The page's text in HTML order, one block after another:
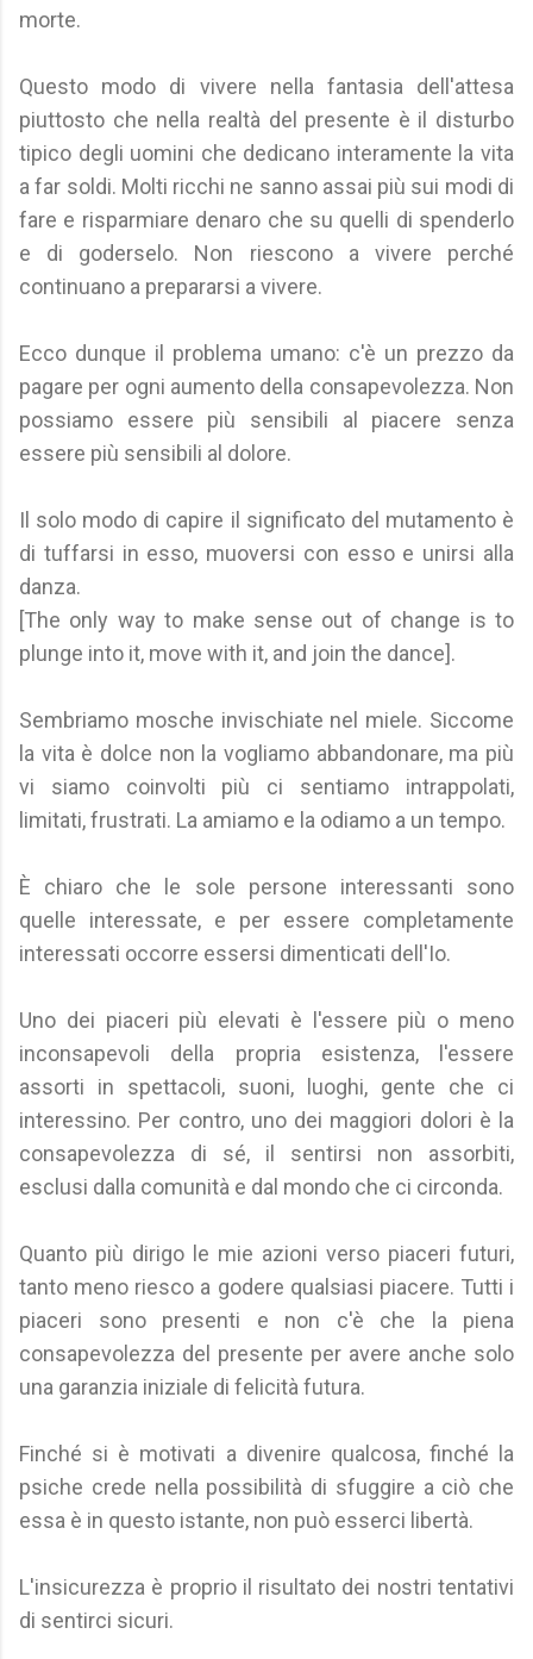
morte.
Questo modo di vivere nella fantasia dell'attesa
piuttosto che nella realtà del presente è il disturbo
tipico degli uomini che dedicano interamente la vita
a far soldi. Molti ricchi ne sanno assai più sui modi di
fare e risparmiare denaro che su quelli di spenderlo
e di goderselo. Non riescono a vivere perché
continuano a prepararsi a vivere.
Ecco dunque il problema umano: c'è un prezzo da
pagare per ogni aumento della consapevolezza. Non
possiamo essere più sensibili al piacere senza
essere più sensibili al dolore.
Il solo modo di capire il significato del mutamento è
di tuffarsi in esso, muoversi con esso e unirsi alla
danza.
[The only way to make sense out of change is to
plunge into it, move with it, and join the dance].
Sembriamo mosche invischiate nel miele. Siccome
la vita è dolce non la vogliamo abbandonare, ma più
vi siamo coinvolti più ci sentiamo intrappolati,
limitati, frustrati. La amiamo e la odiamo a un tempo.
È chiaro che le sole persone interessanti sono
quelle interessate, e per essere completamente
interessati occorre essersi dimenticati dell'Io.
Uno dei piaceri più elevati è l'essere più o meno
inconsapevoli della propria esistenza, l'essere
assorti in spettacoli, suoni, luoghi, gente che ci
interessino. Per contro, uno dei maggiori dolori è la
consapevolezza di sé, il sentirsi non assorbiti,
esclusi dalla comunità e dal mondo che ci circonda.
Quanto più dirigo le mie azioni verso piaceri futuri,
tanto meno riesco a godere qualsiasi piacere. Tutti i
piaceri sono presenti e non c'è che la piena
consapevolezza del presente per avere anche solo
una garanzia iniziale di felicità futura.
Finché si è motivati a divenire qualcosa, finché la
psiche crede nella possibilità di sfuggire a ciò che
essa è in questo istante, non può esserci libertà.
L'insicurezza è proprio il risultato dei nostri tentativi
di sentirci sicuri.